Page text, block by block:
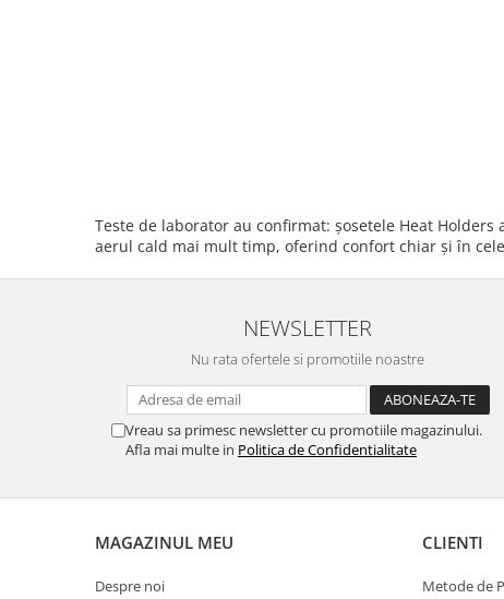
Teste de laborator au confirmat: șosetele Heat
aerul cald mai mult timp, oferind confort chiar și în
NEWSLETTER
Nu rata ofertele si promotiile noastre
Vreau sa primesc newsletter cu promotiile magazinului.
Afla mai multe in Politica de Confidentialitate
MAGAZINUL MEU
Despre noi
CLIENTI
Metode de